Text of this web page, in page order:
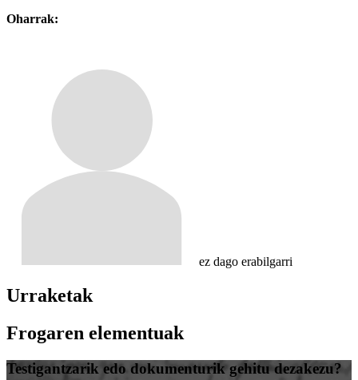
Oharrak:
ez dago erabilgarri
Urraketak
Frogaren elementuak
Testigantzarik edo dokumenturik gehitu dezakezu?